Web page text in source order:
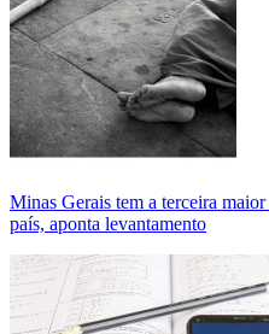
Minas Gerais tem a terceira
país, aponta levantamento